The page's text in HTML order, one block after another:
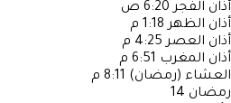
أذان الفجر 6:20 ص
أذان الظهر 1:18 م
أذان العصر 4:25 م
أذان المغرب 6:51 م
العشاء (رمضان) 8:11 م
رمضان 14